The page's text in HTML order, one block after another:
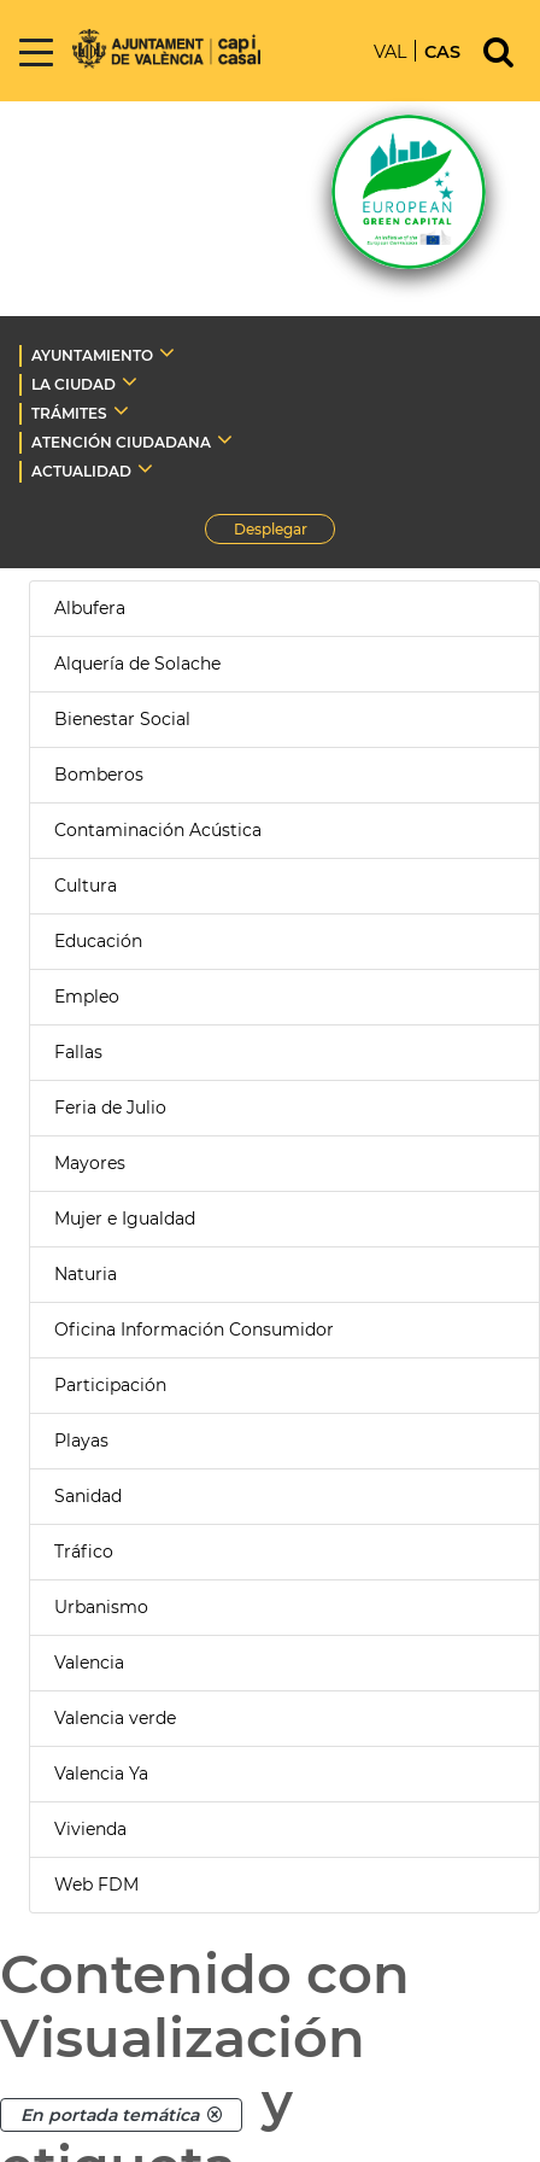
VAL CAS
AYUNTAMIENTO
LA CIUDAD
TRÁMITES
ATENCIÓN CIUDADANA
ACTUALIDAD
Desplegar
Albufera
Alquería de Solache
Bienestar Social
Bomberos
Contaminación Acústica
Cultura
Educación
Empleo
Fallas
Feria de Julio
Mayores
Mujer e Igualdad
Naturia
Oficina Información Consumidor
Participación
Playas
Sanidad
Tráfico
Urbanismo
Valencia
Valencia verde
Valencia Ya
Vivienda
Web FDM
Contenido con
Visualización
En portada temática
y